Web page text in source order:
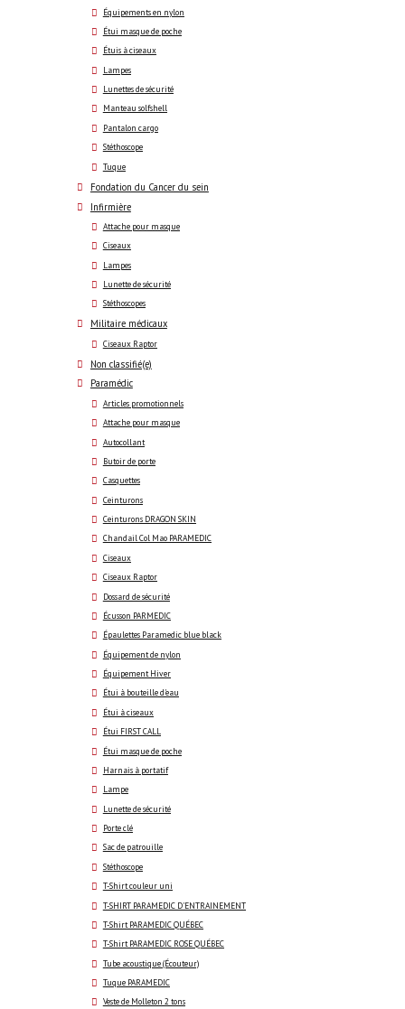
Équipements en nylon
Étui masque de poche
Étuis à ciseaux
Lampes
Lunettes de sécurité
Manteau solfshell
Pantalon cargo
Stéthoscope
Tuque
Fondation du Cancer du sein
Infirmière
Attache pour masque
Ciseaux
Lampes
Lunette de sécurité
Stéthoscopes
Militaire médicaux
Ciseaux Raptor
Non classifié(e)
Paramédic
Articles promotionnels
Attache pour masque
Autocollant
Butoir de porte
Casquettes
Ceinturons
Ceinturons DRAGON SKIN
Chandail Col Mao PARAMEDIC
Ciseaux
Ciseaux Raptor
Dossard de sécurité
Écusson PARMEDIC
Épaulettes Paramedic blue black
Équipement de nylon
Équipement Hiver
Étui à bouteille d'eau
Étui à ciseaux
Étui FIRST CALL
Étui masque de poche
Harnais à portatif
Lampe
Lunette de sécurité
Porte clé
Sac de patrouille
Stéthoscope
T-Shirt couleur uni
T-SHIRT PARAMEDIC D'ENTRAINEMENT
T-Shirt PARAMEDIC QUÉBEC
T-Shirt PARAMEDIC ROSE QUÉBEC
Tube acoustique (Écouteur)
Tuque PARAMEDIC
Veste de Molleton 2 tons